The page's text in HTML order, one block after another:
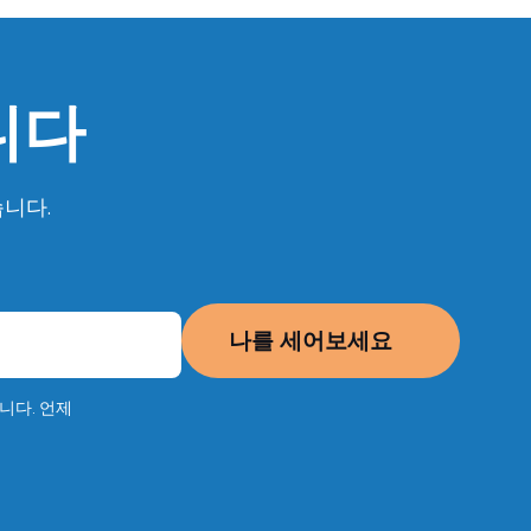
다
다.
나를 세어보세요
다. 언제